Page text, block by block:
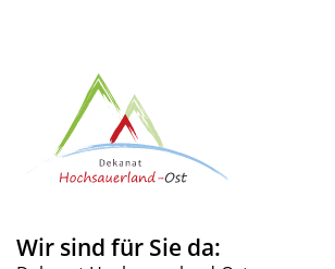
Wir sind für Sie da: